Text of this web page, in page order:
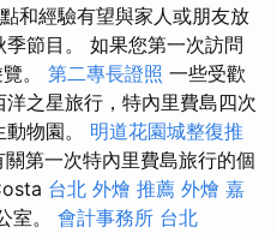
和經驗有望與家人或朋友放
節目。 如果您第一次訪問
。 第二專長證照 一些受歡
之星旅行，特內里費島四次
物園。 明道花園城整復推
第一次特內里費島旅行的個
台北 外燴 推薦 外燴 嘉
室。 會計事務所 台北